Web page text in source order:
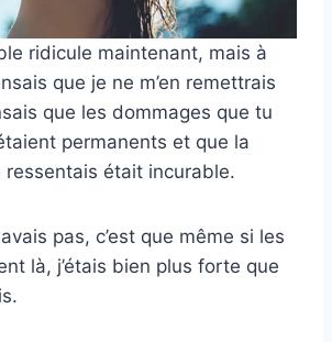
ridicule maintenant, mais à
que je ne m’en remettrais
que les dommages que tu
permanents et que la
ressentais était incurable.
pas, c’est que même si les
là, j’étais bien plus forte que